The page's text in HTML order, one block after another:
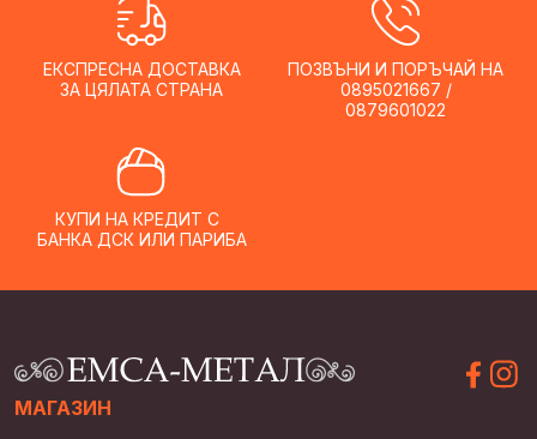
ЕКСПРЕСНА ДОСТАВКА
ЗА ЦЯЛАТА СТРАНА
ПОЗВЪНИ И ПОРЪЧАЙ НА
0895021667 /
0879601022
КУПИ НА КРЕДИТ С
БАНКА ДСК ИЛИ ПАРИБА
МАГАЗИН